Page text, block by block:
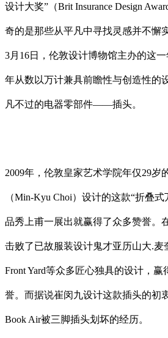
设计大奖”（Brit Insurance Design
奇的是那些从平凡中寻找灵感并不懈
3月16日，伦敦设计博物馆主办的这
年从数以万计兼具前瞻性与创造性的
凡不过的电器零部件——插头。
2009年，伦敦皇家艺术学院年仅29岁
（Min-Kyu Choi）设计的这款“折叠
品秀上甫一展出就赢得了众多赞誉。
击败了已故服装设计鬼才亚历山大.麦
Front Yard等众多匠心独具的设计，
誉。而据说崔闵九设计这款插头的初
Book Air被三脚插头划坏的经历。